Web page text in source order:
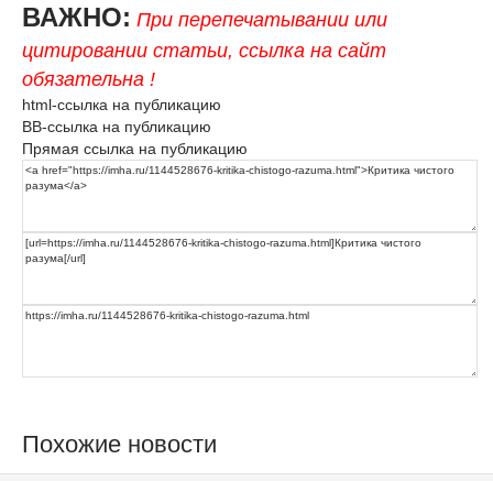
ВАЖНО: При перепечатывании или
цитировании статьи, ссылка на сайт
обязательна !
html-ссылка на публикацию
BB-ссылка на публикацию
Прямая ссылка на публикацию
Похожие новости